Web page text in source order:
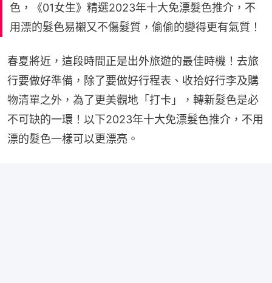
色，《01女生》精選2023年十大免漂髮色推介，不
用漂的髮色易襯又不傷髮質，偷偷的變得更有氣質！
春夏將近，這段時間正是出外旅遊的最佳時機！去旅
行要做好準備，除了要做好行程表、收拾好行李及購
物清單之外，為了更美觀地「打卡」，轉新髮色是必
不可缺的一環！以下2023年十大免漂髮色推介，不用
漂的髮色一樣可以更漂亮。